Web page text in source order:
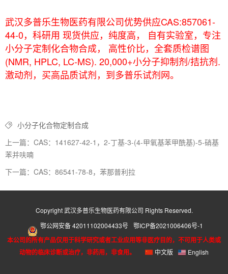
武汉多普乐生物医药有限公司优势供应CAS:857061-
44-0，科研用 现货供应，纯度高， 自有实验室，专注
小分子定制化合物合成， 高性价比，全套质检谱图
(NMR, HPLC, LC-MS). 20,000+小分子抑制剂/拮抗剂.
激动剂，买高品质试剂，到多普乐试剂网。
小分子化合物定制合成
上一篇：CAS：141627-42-1，2-丁基-3-(4-甲氧基苯甲酰基)-5-硝基
苯并呋喃
下一篇：CAS：86541-78-8，苯那普利拉
Copyright 武汉多普乐生物医药有限公司 Rights Reserved.
鄂公网安备 42011102004433号 鄂ICP备2021006406号-1
本公司的所有产品仅用于科学研究或者工业应用等非医疗目的，不可用于人类或
动物的临床诊断或治疗，非药用，非食用。
中文版 English